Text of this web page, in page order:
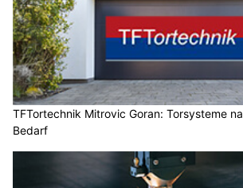
TFTortechnik Mitrovic Goran: Torsysteme
Bedarf